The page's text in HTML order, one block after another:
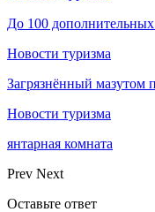
До 100
Новости туризма
Загрязнённый мазутом
Новости туризма
янтарная комната
Prev Next
Оставьте ответ